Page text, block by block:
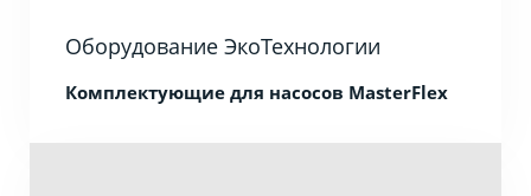
Оборудование ЭкоТехнологии
Комплектующие для насосов MasterFlex